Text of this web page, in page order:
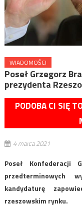
WIADOMOŚCI
Poseł Grzegorz
prezydenta
PODOBA CI SIĘ
4 marca 2021
Poseł Konfederacji
przedterminowych
kandydaturę
rzeszowskim rynku.